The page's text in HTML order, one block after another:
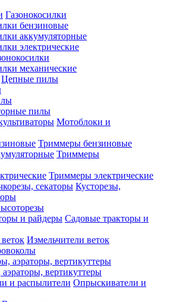
Газонокосилки
бензиновые
аккумуляторные
электрические
механические
Цепные пилы
пилы
Мотоблоки и
Триммеры бензиновые
Триммеры
Триммеры электрические
Кусторезы,
Садовые тракторы и
Измельчители веток
вертикуттеры
Опрыскиватели и